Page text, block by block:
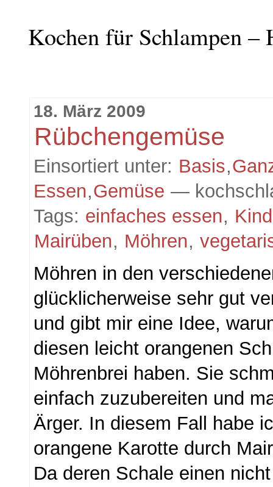
Kochen für Schlampen
18. März 2009
Rübchengemüse
Einsortiert unter: Basis,
Essen,Gemüse —
Tags: einfaches essen,
Mairüben, Möhren,
Möhren in den
glücklicherweise sehr gut
und gibt mir eine Idee,
diesen leicht orangenen
Möhrenbrei haben. Sie
einfach zuzubereiten und
Ärger. In diesem Fall habe
orangene Karotte durch
Da deren Schale einen